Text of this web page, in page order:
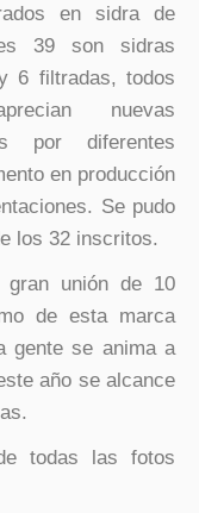
en sidra de
39 son sidras
6 filtradas, todos
nuevas
por diferentes
en producción
Se pudo
los 32 inscritos.
unión de 10
de esta marca
gente se anima a
año se alcance
todas las fotos